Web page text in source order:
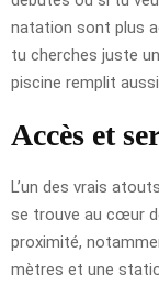
natation sont plus
tu cherches juste
piscine remplit
Accès et
L’un des vrais
se trouve au cœur
proximité,
mètres et une